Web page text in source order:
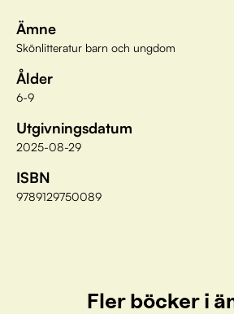
Ämne
Skönlitteratur barn och ungdom
Ålder
6-9
Utgivningsdatum
2025-08-29
ISBN
9789129750089
Fler böcker i